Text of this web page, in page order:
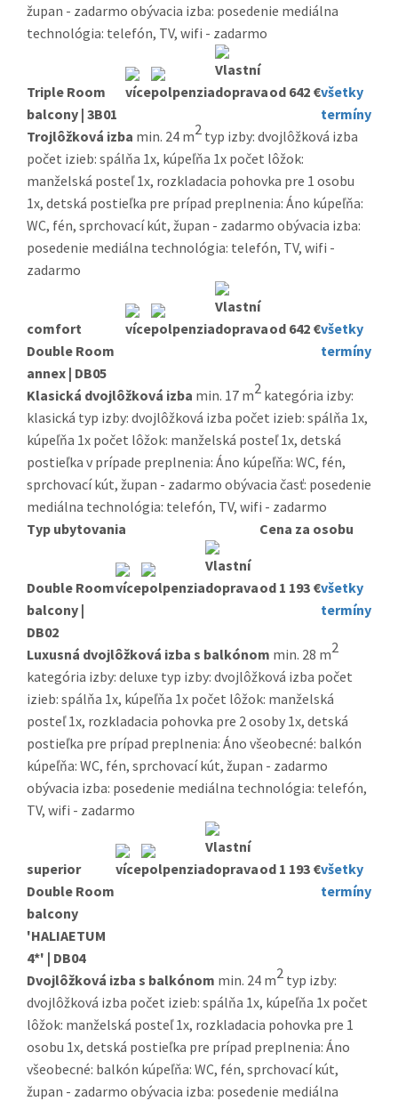
župan - zadarmo obývacia izba: posedenie mediálna
technológia: telefón, TV, wifi - zadarmo
Triple Room
balcony | 3B01
od 642 €všetky
termíny
Trojlôžková izba min. 24 m2 typ izby: dvojlôžková izba
počet izieb: spálňa 1x, kúpeľňa 1x počet lôžok:
manželská posteľ 1x, rozkladacia pohovka pre 1 osobu
1x, detská postieľka pre prípad preplnenia: Áno kúpeľňa:
WC, fén, sprchovací kút, župan - zadarmo obývacia izba:
posedenie mediálna technológia: telefón, TV, wifi -
zadarmo
comfort
Double Room
annex | DB05
od 642 €všetky
termíny
Klasická dvojlôžková izba min. 17 m2 kategória izby:
klasická typ izby: dvojlôžková izba počet izieb: spálňa 1x,
kúpeľňa 1x počet lôžok: manželská posteľ 1x, detská
postieľka v prípade preplnenia: Áno kúpeľňa: WC, fén,
sprchovací kút, župan - zadarmo obývacia časť: posedenie
mediálna technológia: telefón, TV, wifi - zadarmo
Typ ubytovania
Cena za osobu
Double Room
balcony |
DB02
od 1 193 €všetky
termíny
Luxusná dvojlôžková izba s balkónom min. 28 m2
kategória izby: deluxe typ izby: dvojlôžková izba počet
izieb: spálňa 1x, kúpeľňa 1x počet lôžok: manželská
posteľ 1x, rozkladacia pohovka pre 2 osoby 1x, detská
postieľka pre prípad preplnenia: Áno všeobecné: balkón
kúpeľňa: WC, fén, sprchovací kút, župan - zadarmo
obývacia izba: posedenie mediálna technológia: telefón,
TV, wifi - zadarmo
superior
Double Room
balcony
'HALIAETUM
4*' | DB04
od 1 193 €všetky
termíny
Dvojlôžková izba s balkónom min. 24 m2 typ izby:
dvojlôžková izba počet izieb: spálňa 1x, kúpeľňa 1x počet
lôžok: manželská posteľ 1x, rozkladacia pohovka pre 1
osobu 1x, detská postieľka pre prípad preplnenia: Áno
všeobecné: balkón kúpeľňa: WC, fén, sprchovací kút,
župan - zadarmo obývacia izba: posedenie mediálna